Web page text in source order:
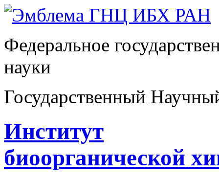
Федеральное
науки
Государственный
Институт
биоорганической